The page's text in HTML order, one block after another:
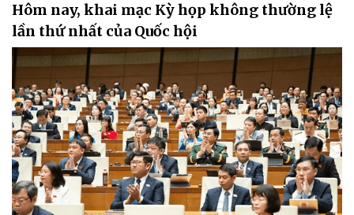
Hôm nay, khai mạc Kỳ họp không thường lệ
lần thứ nhất của Quốc hội